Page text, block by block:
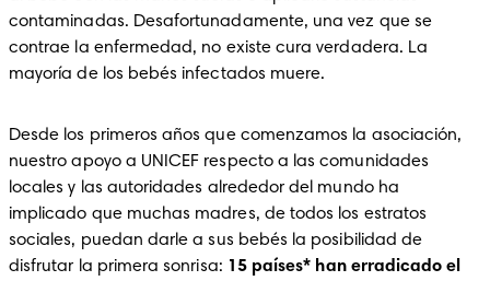
contaminadas. Desafortunadamente, una vez que se
contrae la enfermedad, no existe cura verdadera. La
mayoría de los bebés infectados muere.
Desde los primeros años que comenzamos la asociación,
nuestro apoyo a UNICEF respecto a las comunidades
locales y las autoridades alrededor del mundo ha
implicado que muchas madres, de todos los estratos
sociales, puedan darle a sus bebés la posibilidad de
disfrutar la primera sonrisa: 15 países* han erradicado el